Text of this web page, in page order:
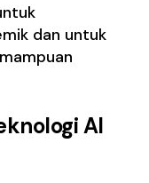
dan untuk
AI